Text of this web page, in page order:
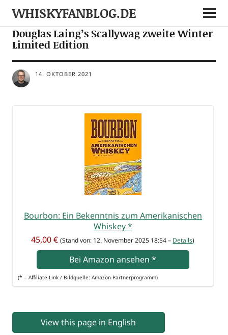
WHISKYFANBLOG.DE
NEWS
Douglas Laing’s Scallywag zweite Winter
Limited Edition
14. OKTOBER 2021
Bour­bon: Ein Bekennt­nis zum Ame­ri­ka­ni­schen
Whis­key*
45,00 € (Stand von: 12. Novem­ber 2025 18:54 – Details)
Bei Ama­zon anse­hen*
(* = Affi­lia­te-Link / Bild­quel­le: Amazon-Partnerprogramm)
View this page in English